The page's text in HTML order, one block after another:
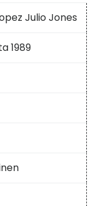
Julio Jones
1989